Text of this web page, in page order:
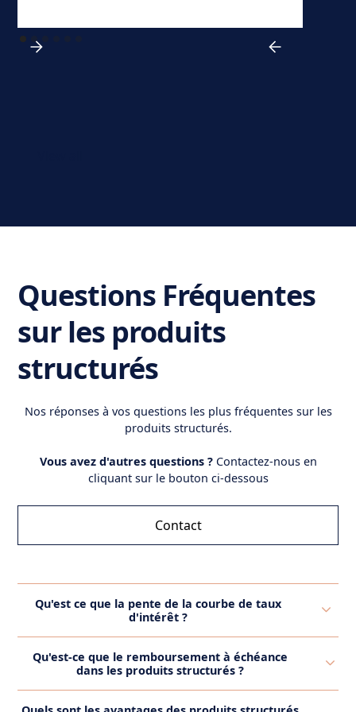
Questions Fréquentes
sur les produits
structurés
Nos réponses à vos questions les plus fréquentes sur les
produits structurés.
Vous avez d'autres questions ? Contactez-nous en
cliquant sur le bouton ci-dessous
Contact
Qu'est ce que la pente de la courbe de taux
d'intérêt ?
indicateur qui représente la différence de taux
échéances, généralement en comparant les taux à
Qu'est-ce que le remboursement à échéance
dans les produits structurés ?